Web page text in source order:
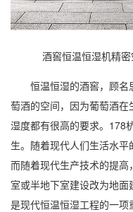
酒窖恒温恒湿机精
恒温恒湿的酒窖，顾名
萄酒的空间，因为葡萄酒
湿度都有很高的要求。178
生。随着现代人们生活水平
而随着现代生产技术的提
室或半地下室建设改为地
是现代恒温恒湿工程的一